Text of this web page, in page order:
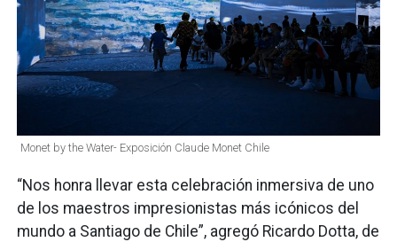
Monet by the Water- Exposición Claude Monet Chile
“Nos honra llevar esta celebración inmersiva de uno
de los maestros impresionistas más icónicos del
mundo a Santiago de Chile”, agregó Ricardo Dotta, de